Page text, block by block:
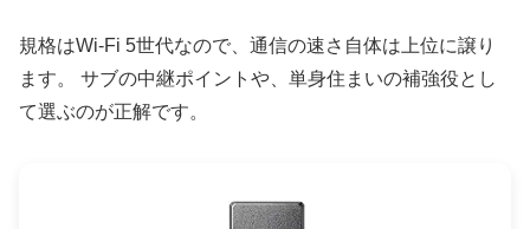
規格はWi-Fi 5世代なので、通信の速さ自体は上位に譲り
ます。 サブの中継ポイントや、単身住まいの補強役とし
て選ぶのが正解です。